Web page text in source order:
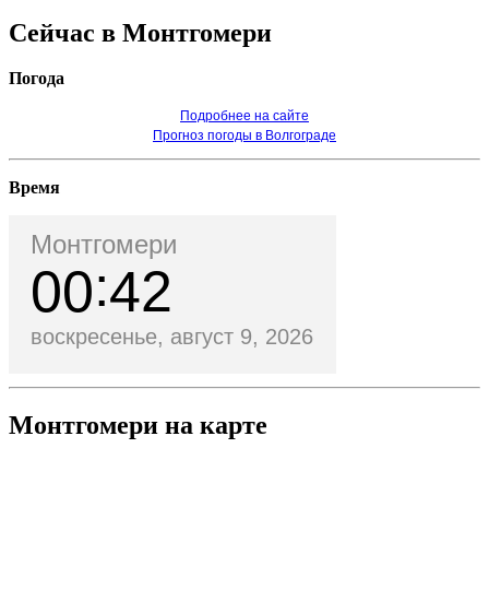
Сейчас в Монтгомери
Погода
Подробнее на сайте
Прогноз погоды в Волгограде
Время
Монтгомери
00 42
воскресенье, август 9, 2026
Монтгомери на карте